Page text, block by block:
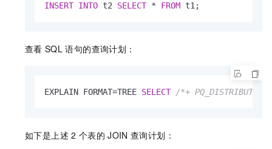
INSERT INTO t2 SELECT * FROM t1;
查看 SQL 语句的查询计划：
EXPLAIN FORMAT=TREE SELECT /*+
如下是上述 2 个表的 JOIN 查询计划：